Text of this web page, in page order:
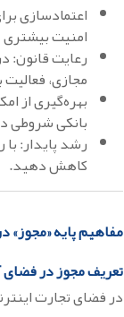
اعتمادسازی
امنیت بیشتری
رعایت قانون:
مجازی،
بهره‌گیری از
بانکی شروطی
رشد پایدار:
کاهش دهید.
مفاهیم پایه «مجوز»
تعریف مجوز در فضای
در فضای تجارت